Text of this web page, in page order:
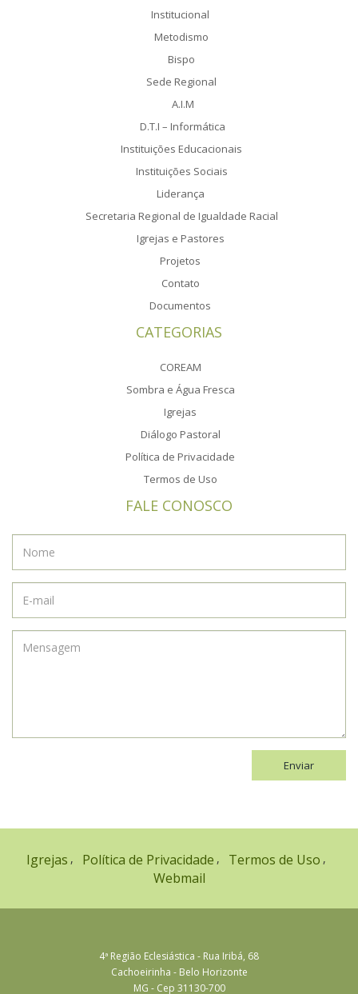
Institucional
Metodismo
Bispo
Sede Regional
A.I.M
D.T.I – Informática
Instituições Educacionais
Instituições Sociais
Liderança
Secretaria Regional de Igualdade Racial
Igrejas e Pastores
Projetos
Contato
Documentos
CATEGORIAS
COREAM
Sombra e Água Fresca
Igrejas
Diálogo Pastoral
Política de Privacidade
Termos de Uso
FALE CONOSCO
Enviar
Igrejas Política de Privacidade
Termos de Uso
Webmail
4ª Região Eclesiástica - Rua Iribá, 68
Cachoeirinha - Belo Horizonte
MG - Cep 31130-700